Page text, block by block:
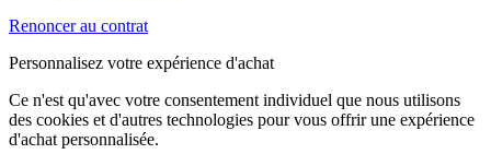
Renoncer au contrat
Personnalisez votre expérience d'achat
Ce n'est qu'avec votre consentement individuel que nous utilisons
des cookies et d'autres technologies pour vous offrir une expérience
d'achat personnalisée.